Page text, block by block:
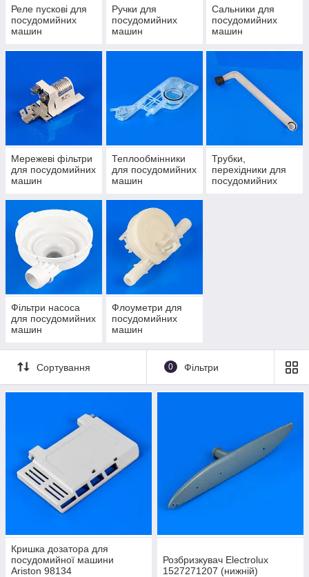
Реле пускові для
посудомийних
машин
Ручки для
посудомийних
машин
Сальники для
посудомийних
машин
Мережеві фільтри
для посудомийних
машин
Теплообмінники
для посудомийних
машин
Трубки,
перехідники для
посудомийних
Фільтри насоса
для посудомийних
машин
Флоуметри для
посудомийних
машин
Сортування 0 Фільтри
Кришка дозатора для
посудомийної машини
Ariston 98134
Розбризкувач Electrolux
1527271207 (нижній)